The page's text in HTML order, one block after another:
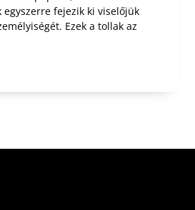
egyszerre fejezik ki viselőjük
Ezek a tollak az